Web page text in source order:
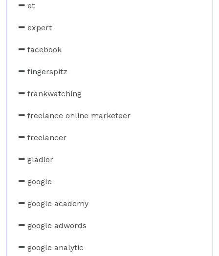
et
expert
facebook
fingerspitz
frankwatching
freelance online marketeer
freelancer
gladior
google
google academy
google adwords
google analytic